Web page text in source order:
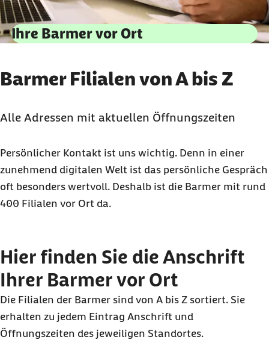
Ihre Barmer vor Ort
Barmer Filialen von A bis Z
Alle Adressen mit aktuellen Öffnungszeiten
Persönlicher Kontakt ist uns wichtig. Denn in einer
zunehmend digitalen Welt ist das persönliche Gespräch
oft besonders wertvoll. Deshalb ist die Barmer mit rund
400 Filialen vor Ort da.
Hier finden Sie die Anschrift
Ihrer Barmer vor Ort
Die Filialen der Barmer sind von A bis Z sortiert. Sie
erhalten zu jedem Eintrag Anschrift und
Öffnungszeiten des jeweiligen Standortes.